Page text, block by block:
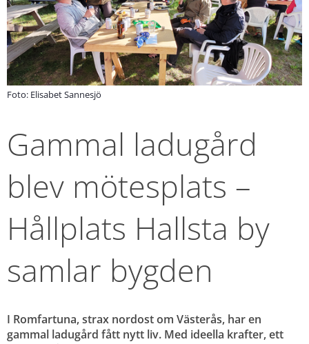
Foto: Elisabet Sannesjö
Gammal ladugård
blev mötesplats –
Hållplats Hallsta by
samlar bygden
I Romfartuna, strax nordost om Västerås, har en
gammal ladugård fått nytt liv. Med ideella krafter, ett